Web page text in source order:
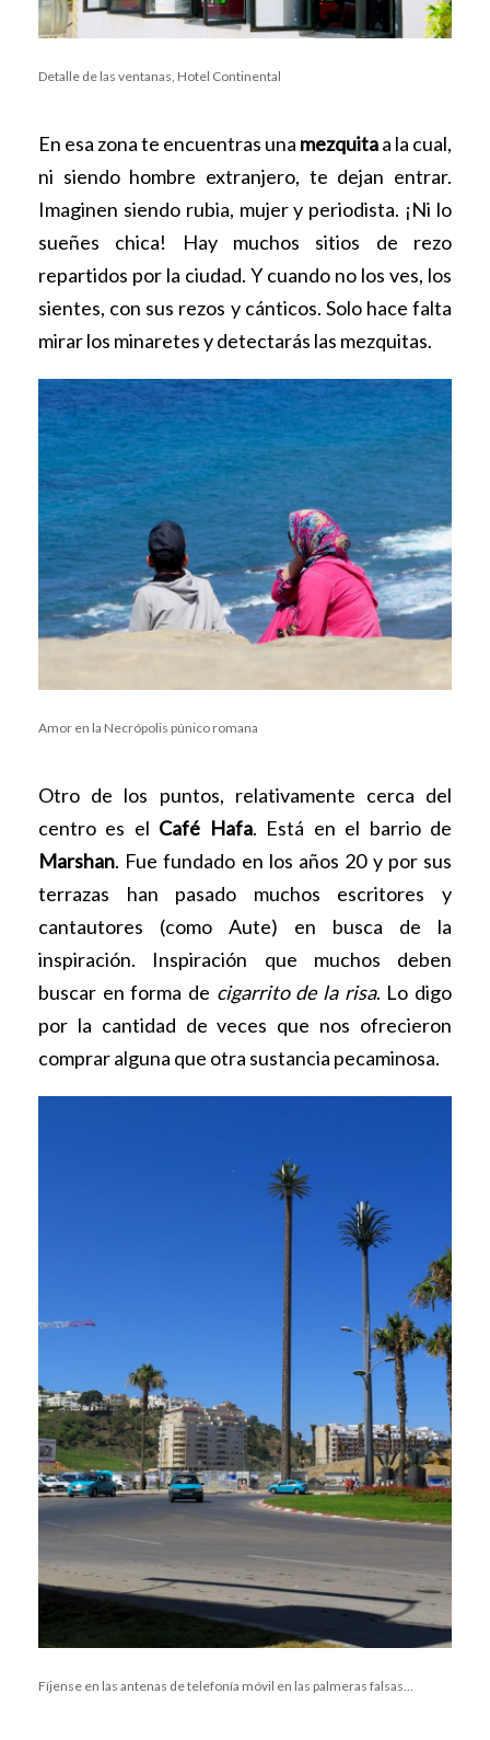
Detalle de las ventanas, Hotel Continental
En esa zona te encuentras una mezquitaa la cual,
ni siendo hombre extranjero, te dejan entrar.
Imaginen siendo rubia, mujer y periodista. ¡Ni lo
sueñes chica! Hay muchos sitios de rezo
repartidos por la ciudad. Y cuando no los ves, los
sientes, con sus rezos y cánticos. Solo hace falta
mirar los minaretes y detectarás las mezquitas.
Amor en la Necrópolis púnico romana
Otro de los puntos, relativamente cerca del
centro es el Café Hafa. Está en el barrio de
Marshan. Fue fundado en los años 20 y por sus
terrazas han pasado muchos escritores y
cantautores (como Aute) en busca de la
inspiración. Inspiración que muchos deben
buscar en forma de cigarrito de la risa. Lo digo
por la cantidad de veces que nos ofrecieron
comprar alguna que otra sustancia pecaminosa.
Fíjense en las antenas de telefonía móvil en las palmeras falsas…